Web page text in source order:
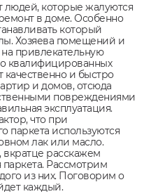
которые жалуются
в доме. Особенно
который
Хозяева помещений и
привлекательную
квалифицированных
и быстро
и домов, отсюда
повреждениями
эксплуатация.
что при
паркета используются
лак или масло.
вкратце расскажем
Рассмотрим
из них. Поговорим о
каждый.